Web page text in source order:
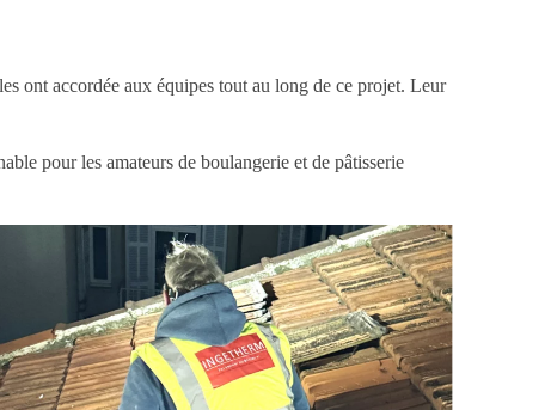
ont accordée aux équipes tout au long de ce projet. Leur
pour les amateurs de boulangerie et de pâtisserie